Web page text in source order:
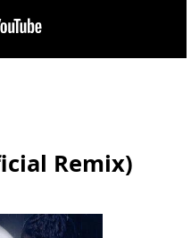
Remix)